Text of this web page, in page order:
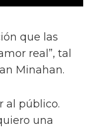
que las
real”, tal
Minahan.
al público.
una